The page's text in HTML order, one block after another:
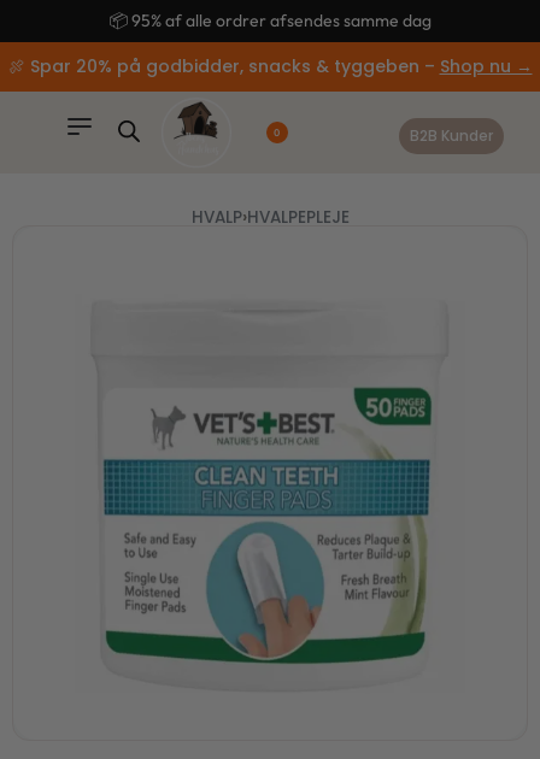
🚚 Gratis fragt ved køb over 499,-
🍖 Spar 20% på godbidder, snacks & tyggeben – Shop nu →
0 B2B Kunder
HVALP›HVALPEPLEJE